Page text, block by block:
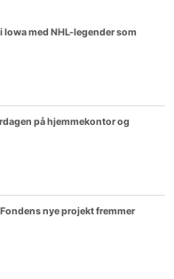
med NHL-legender som
på hjemmekontor og
nye projekt fremmer